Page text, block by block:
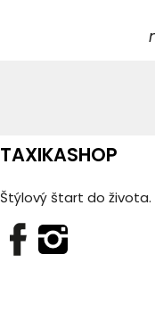
TAXIKASHOP
Štýlový štart do života.